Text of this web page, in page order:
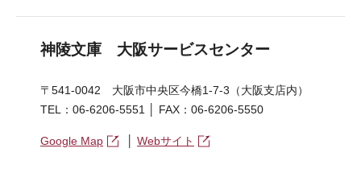
神陵文庫 大阪サービスセンター
〒541-0042 大阪市中央区今橋1-7-3（大阪支店内）
TEL：06-6206-5551 │ FAX：06-6206-5550
Google Map Webサイト